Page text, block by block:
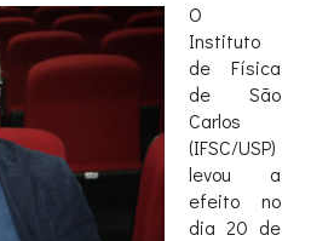
O
Instituto
de Física
de São
Carlos
(IFSC/USP)
levou a
efeito no
dia 20 de